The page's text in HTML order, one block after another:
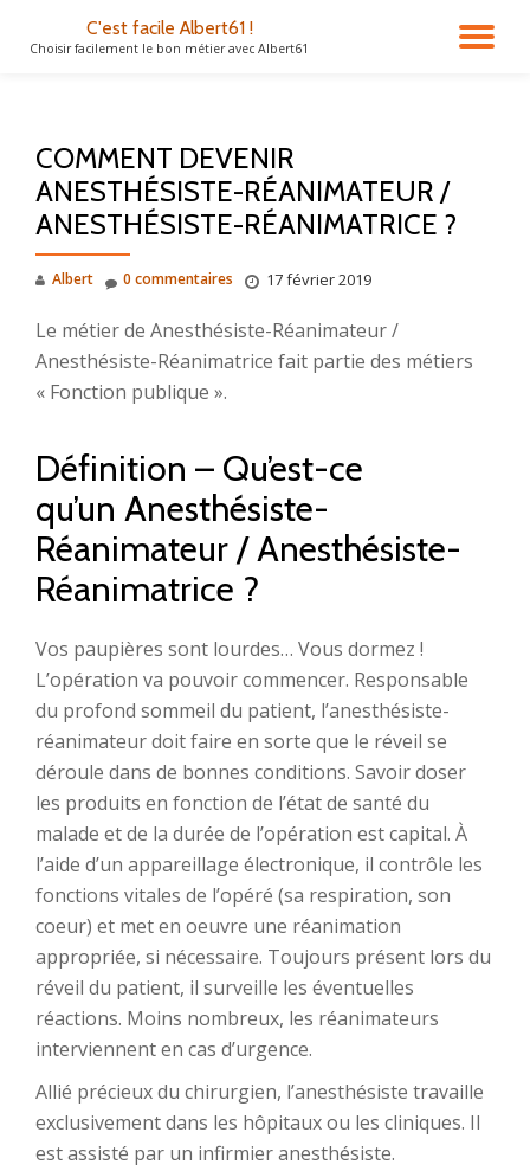
C'est facile Albert61 !
Choisir facilement le bon métier avec Albert61
COMMENT DEVENIR
ANESTHÉSISTE-RÉANIMATEUR /
ANESTHÉSISTE-RÉANIMATRICE ?
Albert 17 février 2019
0 commentaires
Le métier de Anesthésiste-Réanimateur /
Anesthésiste-Réanimatrice fait partie des métiers
« Fonction publique ».
Définition – Qu’est-ce
qu’un Anesthésiste-
Réanimateur / Anesthésiste-
Réanimatrice ?
Vos paupières sont lourdes… Vous dormez !
L’opération va pouvoir commencer. Responsable
du profond sommeil du patient, l’anesthésiste-
réanimateur doit faire en sorte que le réveil se
déroule dans de bonnes conditions. Savoir doser
les produits en fonction de l’état de santé du
malade et de la durée de l’opération est capital. À
l’aide d’un appareillage électronique, il contrôle les
fonctions vitales de l’opéré (sa respiration, son
coeur) et met en oeuvre une réanimation
appropriée, si nécessaire. Toujours présent lors du
réveil du patient, il surveille les éventuelles
réactions. Moins nombreux, les réanimateurs
interviennent en cas d’urgence.
Allié précieux du chirurgien, l’anesthésiste travaille
exclusivement dans les hôpitaux ou les cliniques. Il
est assisté par un infirmier anesthésiste.